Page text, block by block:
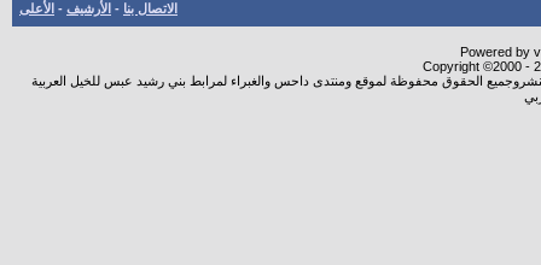
الاتصال بنا - الأرشيف - الأعلى
Powered by
Copyright ©2000 -
الحقوق محفوظة لموقع ومنتدى داحس والغبراء لمرابط بني رشيد عبس للخيل العربية